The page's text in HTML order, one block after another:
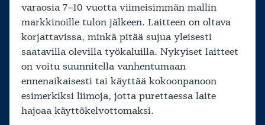
varaosia 7–10 vuotta viimeisimmän mallin
markkinoille tulon jälkeen. Laitteen on oltava
korjattavissa, minkä pitää sujua yleisesti
saatavilla olevilla työkaluilla. Nykyiset laitteet
on voitu suunnitella vanhentumaan
ennenaikaisesti tai käyttää kokoonpanoon
esimerkiksi liimoja, jotta purettaessa laite
hajoaa käyttökelvottomaksi.